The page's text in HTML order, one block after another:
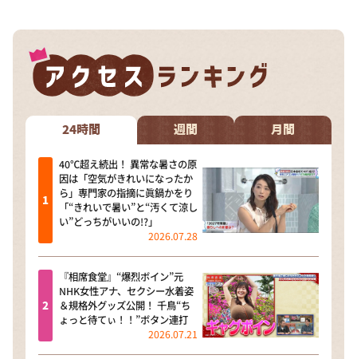
24時間 週間 月間
40℃超え続出！ 異常な暑さの原
因は「空気がきれいになったか
ら」専門家の指摘に眞鍋かをり
「“きれいで暑い”と“汚くて涼し
い”どっちがいいの!?」
2026.07.28
『相席食堂』“爆烈ボイン”元
NHK女性アナ、セクシー水着姿
＆規格外グッズ公開！ 千鳥“ち
ょっと待てぃ！！”ボタン連打
2026.07.21